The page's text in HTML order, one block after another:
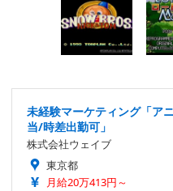
未経験マーケティング「ア
当/時差出勤可」
株式会社ウェイブ
東京都
月給20万413円～